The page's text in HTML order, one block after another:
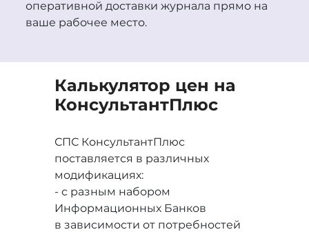
оперативной доставки журнала прямо на
ваше рабочее место.
Калькулятор цен на
КонсультантПлюс
СПС КонсультантПлюс
поставляется в различных
модификациях:
- с разным набором
Информационных Банков
в зависимости от потребностей